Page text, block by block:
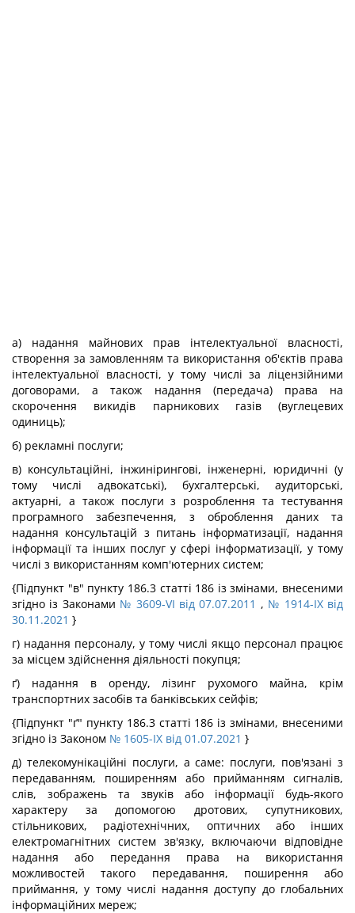
а) надання майнових прав інтелектуальної власності,
створення за замовленням та використання об'єктів права
інтелектуальної власності, у тому числі за ліцензійними
договорами, а також надання (передача) права на
скорочення викидів парникових газів (вуглецевих
одиниць);
б) рекламні послуги;
в) консультаційні, інжинірингові, інженерні, юридичні (у
тому числі адвокатські), бухгалтерські, аудиторські,
актуарні, а також послуги з розроблення та тестування
програмного забезпечення, з оброблення даних та
надання консультацій з питань інформатизації, надання
інформації та інших послуг у сфері інформатизації, у тому
числі з використанням комп'ютерних систем;
{Підпункт "в" пункту 186.3 статті 186 із змінами, внесеними
згідно із Законами № 3609-VI від 07.07.2011 , № 1914-IX від
30.11.2021 }
г) надання персоналу, у тому числі якщо персонал працює
за місцем здійснення діяльності покупця;
ґ) надання в оренду, лізинг рухомого майна, крім
транспортних засобів та банківських сейфів;
{Підпункт "ґ" пункту 186.3 статті 186 із змінами, внесеними
згідно із Законом № 1605-IX від 01.07.2021 }
д) телекомунікаційні послуги, а саме: послуги, пов'язані з
передаванням, поширенням або прийманням сигналів,
слів, зображень та звуків або інформації будь-якого
характеру за допомогою дротових, супутникових,
стільникових, радіотехнічних, оптичних або інших
електромагнітних систем зв'язку, включаючи відповідне
надання або передання права на використання
можливостей такого передавання, поширення або
приймання, у тому числі надання доступу до глобальних
інформаційних мереж;